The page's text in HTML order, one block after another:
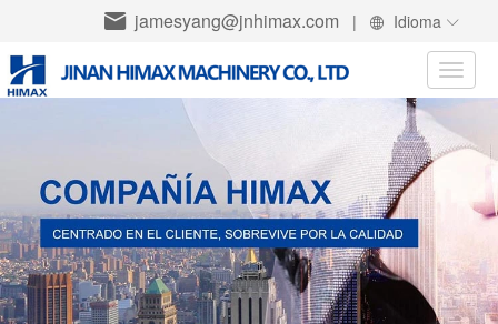
jamesyang@jnhimax.com | Idioma
Toggle